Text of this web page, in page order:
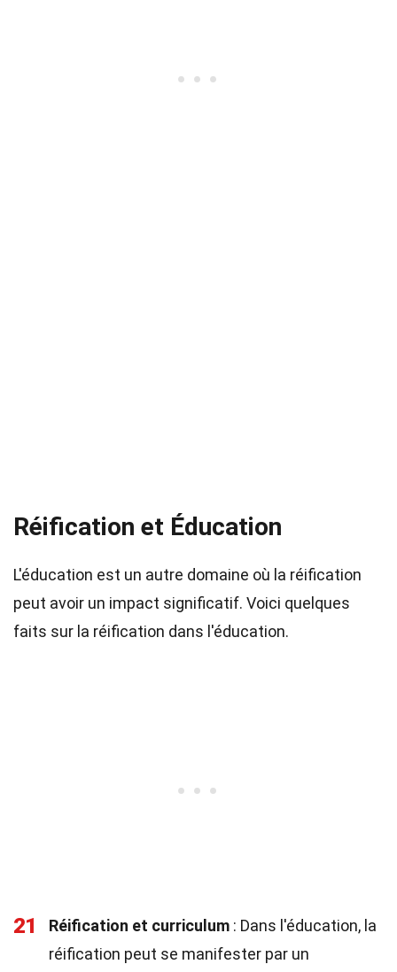
Réification et Éducation
L'éducation est un autre domaine où la réification
peut avoir un impact significatif. Voici quelques
faits sur la réification dans l'éducation.
21 Réification et curriculum : Dans l'éducation, la
réification peut se manifester par un